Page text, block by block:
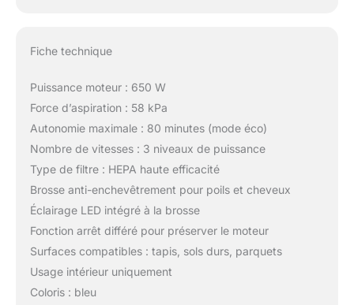
Fiche technique
Puissance moteur : 650 W
Force d’aspiration : 58 kPa
Autonomie maximale : 80 minutes (mode éco)
Nombre de vitesses : 3 niveaux de puissance
Type de filtre : HEPA haute efficacité
Brosse anti-enchevêtrement pour poils et cheveux
Éclairage LED intégré à la brosse
Fonction arrêt différé pour préserver le moteur
Surfaces compatibles : tapis, sols durs, parquets
Usage intérieur uniquement
Coloris : bleu